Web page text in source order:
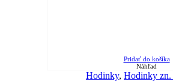
Pridať do košíka
Náhľad
Hodinky, Hodinky